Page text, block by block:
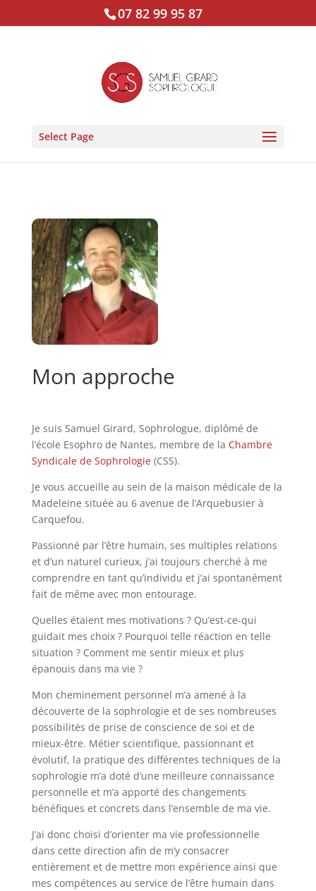
07 82 99 95 87
Select Page
Mon approche
Je suis Samuel Girard, Sophrologue, diplômé de
l’école Esophro de Nantes, membre de la Chambre
Syndicale de Sophrologie(CSS).
Je vous accueille au sein de la maison médicale de la
Madeleine située au 6 avenue de l’Arquebusier à
Carquefou.
Passionné par l’être humain, ses multiples relations
et d’un naturel curieux, j’ai toujours cherché à me
comprendre en tant qu’individu et j’ai spontanément
fait de même avec mon entourage.
Quelles étaient mes motivations ? Qu’est-ce-qui
guidait mes choix ? Pourquoi telle réaction en telle
situation ? Comment me sentir mieux et plus
épanouis dans ma vie ?
Mon cheminement personnel m’a amené à la
découverte de la sophrologie et de ses nombreuses
possibilités de prise de conscience de soi et de
mieux-être. Métier scientifique, passionnant et
évolutif, la pratique des différentes techniques de la
sophrologie m’a doté d’une meilleure connaissance
personnelle et m’a apporté des changements
bénéfiques et concrets dans l’ensemble de ma vie.
J’ai donc choisi d’orienter ma vie professionnelle
dans cette direction afin de m’y consacrer
entièrement et de mettre mon expérience ainsi que
mes compétences au service de l’être humain dans